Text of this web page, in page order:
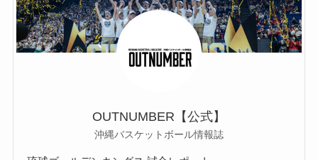
OUTNUMBER【公式】
沖縄バスケットボール情報誌